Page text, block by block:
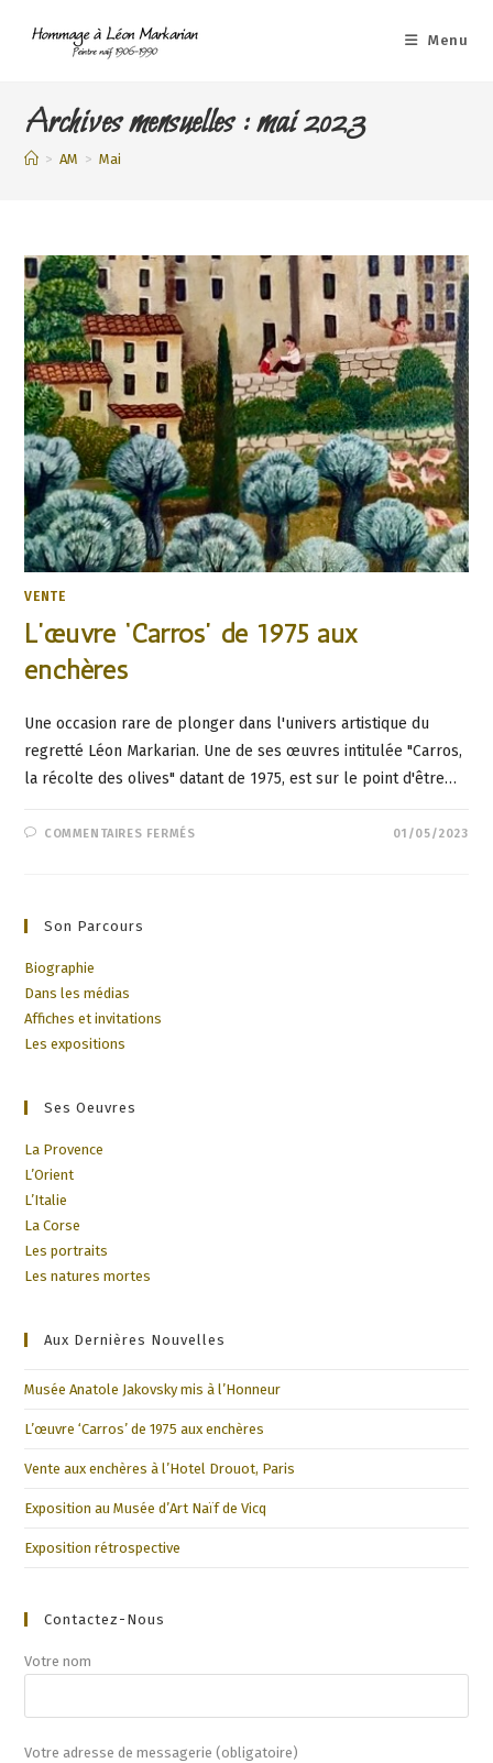
Menu
Archives mensuelles : mai 2023
> AM > Mai
VENTE
L’œuvre ‘Carros’ de 1975 aux
enchères
Une occasion rare de plonger dans l'univers artistique du
regretté Léon Markarian. Une de ses œuvres intitulée "Carros,
la récolte des olives" datant de 1975, est sur le point d'être…
COMMENTAIRES FERMÉSSUR 01/05/2023
Son Parcours
Biographie
Dans les médias
Affiches et invitations
Les expositions
Ses Oeuvres
La Provence
L’Orient
L’Italie
La Corse
Les portraits
Les natures mortes
Aux Dernières Nouvelles
Musée Anatole Jakovsky mis à l’Honneur
L’œuvre ‘Carros’ de 1975 aux enchères
Vente aux enchères à l’Hotel Drouot, Paris
Exposition au Musée d’Art Naïf de Vicq
Exposition rétrospective
Contactez-Nous
Votre nom
Votre adresse de messagerie (obligatoire)